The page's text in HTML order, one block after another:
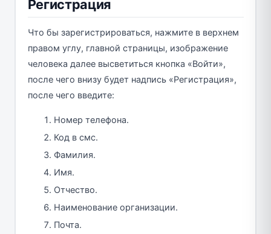
Регистрация
Что бы зарегистрироваться, нажмите в верхнем
правом углу, главной страницы, изображение
человека далее высветиться кнопка «Войти»,
после чего внизу будет надпись «Регистрация»,
после чего введите:
Номер телефона.
Код в смс.
Фамилия.
Имя.
Отчество.
Наименование организации.
Почта.